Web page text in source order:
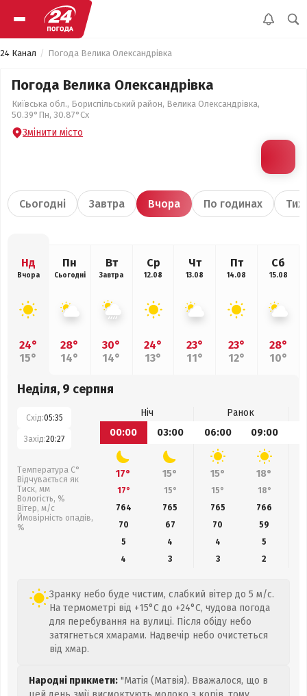
24 Канал Погода Велика Олександрівка
Погода Велика Олександрівка
Київська обл., Бориспільський район, Велика Олександрівка,
50.39°Пн, 30.87°Сх
Змінити місто
Сьогодні Завтра Вчора По годинах
Нд
Вчора
24°
15°
Пн
Сьогодні
28°
14°
Вт
Завтра
30°
14°
Ср
12.08
24°
13°
Чт
13.08
23°
11°
Пт
14.08
23°
12°
Сб
15.08
28°
10°
Неділя, 9 серпня
Схід:05:35
Захід:20:27
Температура С°
Відчувається як
Тиск, мм
Вологість, %
Вітер, м/с
Ймовірність опадів,
%
Ніч
Ранок
00:00
03:00 06:00 09:00
17° 15° 15° 18°
17° 15° 15° 18°
764
765 765 766
70
67 70 59
5
4 4
5
4
3 3 2
Зранку небо буде чистим, слабкий вітер до 5 м/с.
На термометрі від +15°C до +24°C, чудова погода
для перебування на вулиці. Після обіду небо
затягнеться хмарами. Надвечір небо очистеться
від хмар.
Народні прикмети: "Матія (Матвія). Вважалося, що в